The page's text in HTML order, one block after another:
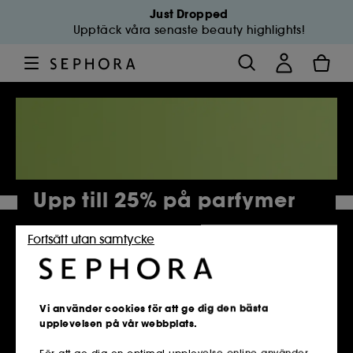
Just Dropped
Upptäck våra senaste beauty highlights!
Upp till 25% på parfymer
4 882 Produkter
Vi använder cookies för att ge dig den bästa
upplevelsen på vår webbplats.
Fortsätt utan samtycke